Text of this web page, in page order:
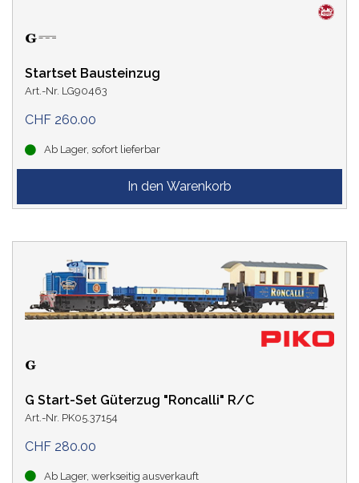
Startset Bausteinzug
Art.-Nr. LG90463
CHF 260.00
Ab Lager, sofort lieferbar
G Start-Set Güterzug "Roncalli" R/C
Art.-Nr. PK05.37154
CHF 280.00
Ab Lager, werkseitig ausverkauft